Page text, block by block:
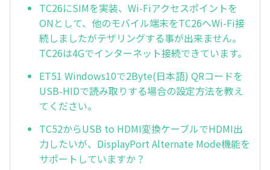
TC26にSIMを実装、Wi-Fiアクセスポイントを
ONとして、他のモバイル端末をTC26へWi-Fi接
続しましたがテザリングする事が出来ません。
TC26は4Gでインターネット接続できています。
ET51 Windows10で2Byte(日本語) QRコードを
USB-HIDで読み取りする場合の設定方法を教え
てください。
TC52からUSB to HDMI変換ケーブルでHDMI出
力したいが、DisplayPort Alternate Mode機能を
サポートしていますか？